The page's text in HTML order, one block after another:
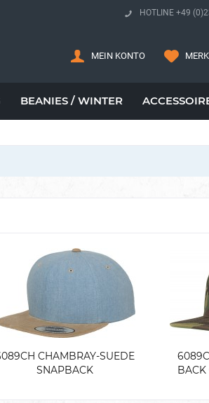
HOTLINE +49
MEIN KONTO
BEANIES / WINTER
CHAMBRAY-SUEDE
SNAPBACK
BACK